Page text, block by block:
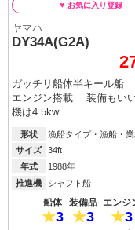
ヤマハ
DY34A(G2A)
ガッチリ船体半キール船
エンジン搭載 装備もい
機は4.5kw
形状
漁船タイプ・漁船・
サイズ
34ft
年式
1988年
推進機
シャフト船
船体
3
装備品
3
エンジ
3